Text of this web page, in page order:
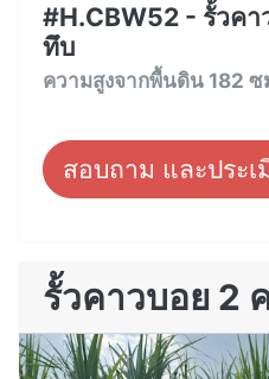
#H.CBW52 - รั้วค
ทึบ
ความสูงจากพื้นดิน 182 ซ
สอบถาม และประเ
รั้วคาวบอย 2